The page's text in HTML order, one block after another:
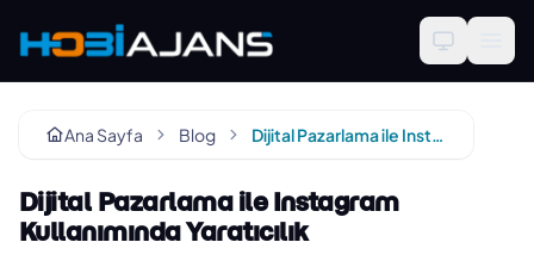
Ana Sayfa Blog Dijital Pazarlama ile Instagram Kullanımında Yaratıcılık
Dijital Pazarlama ile Instagram
Kullanımında Yaratıcılık